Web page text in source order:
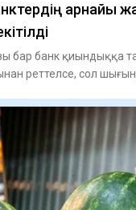
арнайы
бар банк қиындыққа
реттелсе, сол